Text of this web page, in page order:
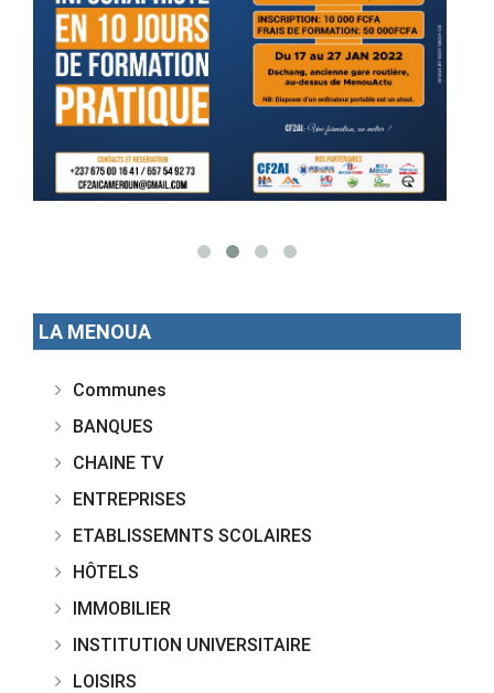
LA MENOUA
Communes
BANQUES
CHAINE TV
ENTREPRISES
ETABLISSEMNTS SCOLAIRES
HÔTELS
IMMOBILIER
INSTITUTION UNIVERSITAIRE
LOISIRS